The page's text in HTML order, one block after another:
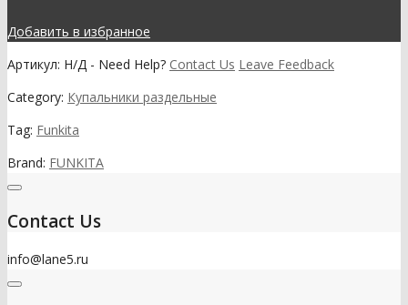
Добавить в избранное
Артикул: Н/Д - Need Help? Contact Us Leave Feedback
Category: Купальники раздельные
Tag: Funkita
Brand: FUNKITA
Contact Us
info@lane5.ru